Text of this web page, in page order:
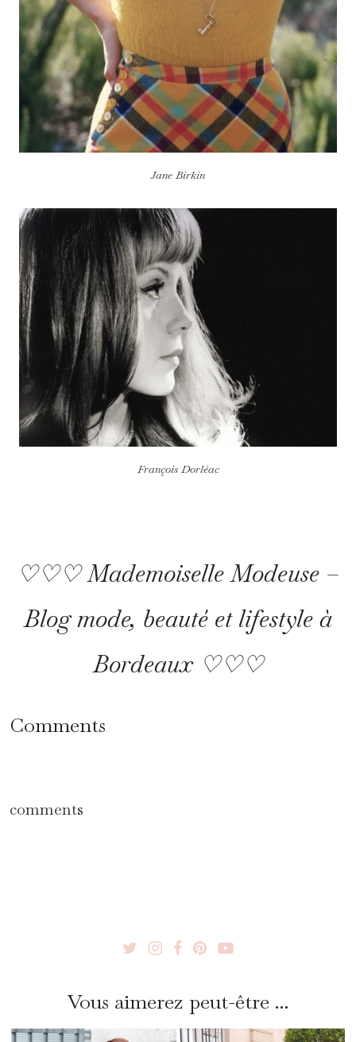
Jane Birkin
François Dorléac
♡♡♡ Mademoiselle Modeuse –
Blog mode, beauté et lifestyle à
Bordeaux ♡♡♡
Comments
comments
Vous aimerez peut-être ...